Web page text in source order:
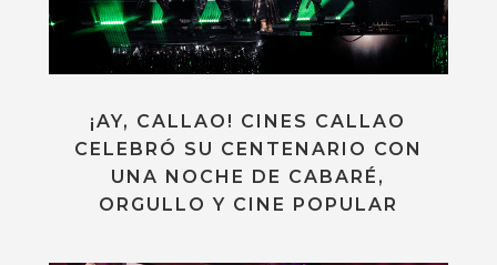
¡AY, CALLAO! CINES CALLAO
CELEBRÓ SU CENTENARIO CON
UNA NOCHE DE CABARÉ,
ORGULLO Y CINE POPULAR